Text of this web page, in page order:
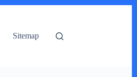
Sitemap